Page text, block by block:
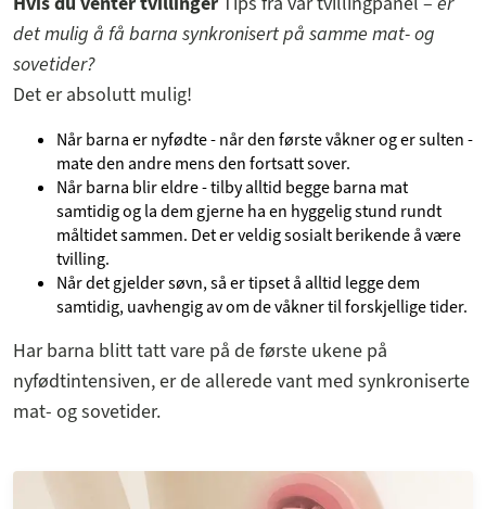
det mulig å få barna synkronisert på samme mat- og
sovetider?
Det er absolutt mulig!
Når barna er nyfødte - når den første våkner og er sulten -
mate den andre mens den fortsatt sover.
Når barna blir eldre - tilby alltid begge barna mat
samtidig og la dem gjerne ha en hyggelig stund rundt
måltidet sammen. Det er veldig sosialt berikende å være
tvilling.
Når det gjelder søvn, så er tipset å alltid legge dem
samtidig, uavhengig av om de våkner til forskjellige tider.
Har barna blitt tatt vare på de første ukene på
nyfødtintensiven, er de allerede vant med synkroniserte
mat- og sovetider.